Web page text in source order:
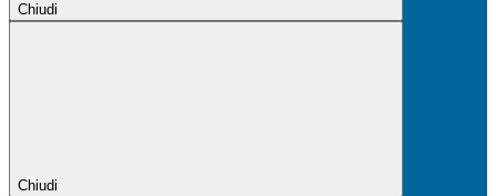
Chiudi
Chiudi